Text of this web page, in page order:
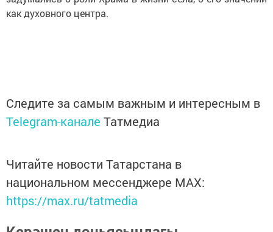
как духовного центра.
Следите за самым важным и интересным в
Telegram-канале Татмедиа
Читайте новости Татарстана в
национальном мессенджере MАХ:
https://max.ru/tatmedia